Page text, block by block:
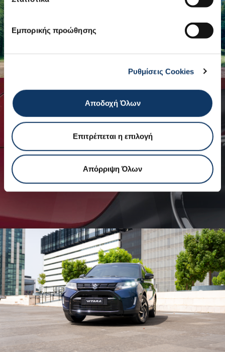
Εμπορικής προώθησης
Ρυθμίσεις Cookies
Αποδοχή Όλων
Επιτρέπεται η επιλογή
Απόρριψη Όλων
ΑΞΕΣΟΥΑΡ
ΔΕΙΤΕ ΟΛΑ ΤΑ ΑΞΕΣΟΥΑΡ ΚΑΤΑΛΟΓΟΣ ΑΞΕΣΟΥΑΡ